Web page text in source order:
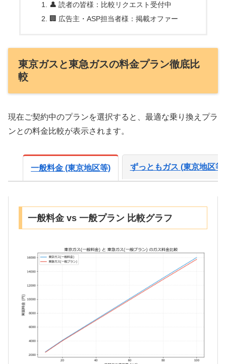
👤 読者の皆様：比較リクエスト受付中
🏢 広告主・ASP担当者様：掲載オファー
東京ガスと東急ガスの料金プラン徹底比
較
現在ご契約中のプランを選択すると、最適な乗り換えプラ
ンとの料金比較が表示されます。
一般料金 (東京地区等) ずっともガス (東京地区等)
一般料金 vs 一般プラン 比較グラフ